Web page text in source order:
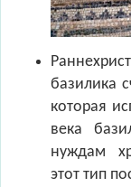
базилика
которая
века
нуждам
этот тип